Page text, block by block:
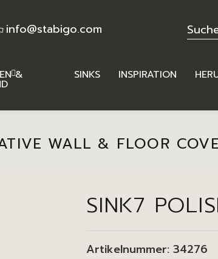
info@stabigo.com
& SINKS INSPIRATION
WALL & FLOOR
SINK7
Artikelnummer:34276